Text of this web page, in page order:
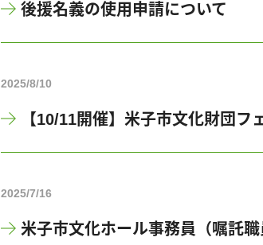
後援名義の使用申請について
2025/8/10
【10/11開催】米子市文化財団
2025/7/16
米子市文化ホール事務員（嘱託